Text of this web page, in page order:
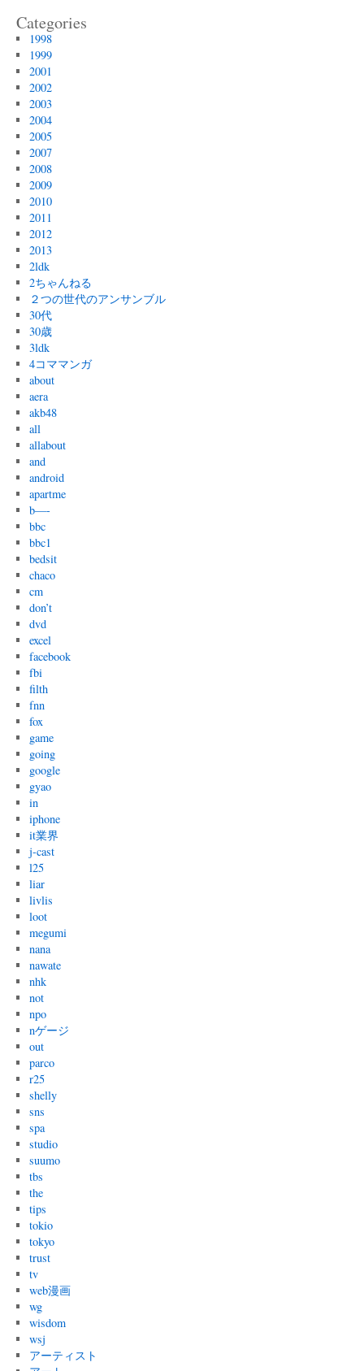
Categories
1998
1999
2001
2002
2003
2004
2005
2007
2008
2009
2010
2011
2012
2013
2ldk
2ちゃんねる
２つの世代のアンサンブル
30代
30歳
3ldk
4コママンガ
about
aera
akb48
all
allabout
and
android
apartme
b—-
bbc
bbc1
bedsit
chaco
cm
don’t
dvd
excel
facebook
fbi
filth
fnn
fox
game
going
google
gyao
in
iphone
it業界
j-cast
l25
liar
livlis
loot
megumi
nana
nawate
nhk
not
npo
nゲージ
out
parco
r25
shelly
sns
spa
studio
suumo
tbs
the
tips
tokio
tokyo
trust
tv
web漫画
wg
wisdom
wsj
アーティスト